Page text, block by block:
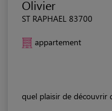
Olivier
ST RAPHAEL 83700
appartement
quel plaisir de découvrir